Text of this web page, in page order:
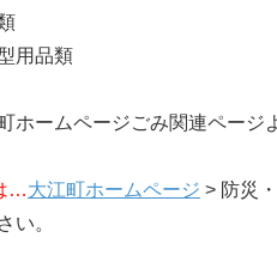
用品類
ホームページごみ関連ページ
…大江町ホームページ > 防災
い。